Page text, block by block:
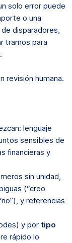
solo error puede
o una
disparadores,
tramos para
revisión humana.
lenguaje
sensibles de
financieras y
sin unidad,
(“creo
y referencias
y por tipo
rápido lo